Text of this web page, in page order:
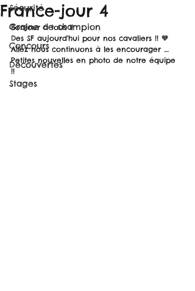
Sécurité
Graine de champion
Concours
Découvertes
Stages
France-jour 4
Bonjour à tous !!
Des SF aujourd'hui pour nos cavaliers !! 🧡
Allez nous continuons à les encourager ....
Petites nouvelles en photo de notre équipe
!!